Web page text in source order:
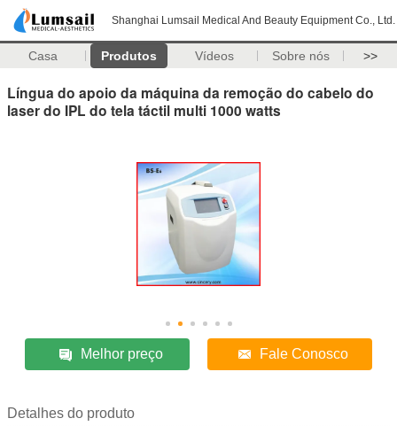
Shanghai Lumsail Medical And Beauty Equipment Co., Ltd.
Casa Produtos Vídeos Sobre nós >>
Língua do apoio da máquina da remoção do cabelo do
laser do IPL do tela táctil multi 1000 watts
Melhor preço Fale Conosco
Detalhes do produto